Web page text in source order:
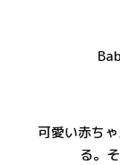
可愛い赤ち
る。